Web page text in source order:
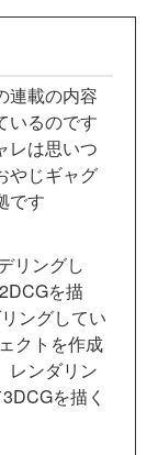
連載の内容
いるのです
レは思いつ
やじギャグ
です
リングし
を描
ングしてい
クトを作成
レンダリン
を描く